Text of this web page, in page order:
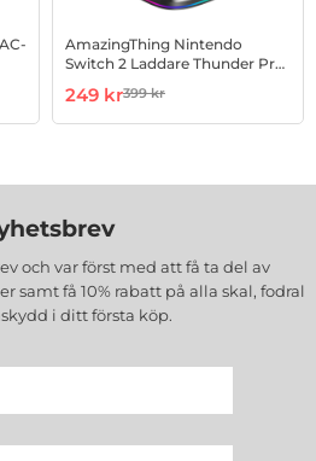
AmazingThing Nintendo
Switch 2 Laddare Thunder Pro
Art. nr 1003255265
rea pris
249 krtidigare pris
399 kr
och var först med att få ta del av
samt få 10% rabatt på alla skal, fodral
i ditt första köp.